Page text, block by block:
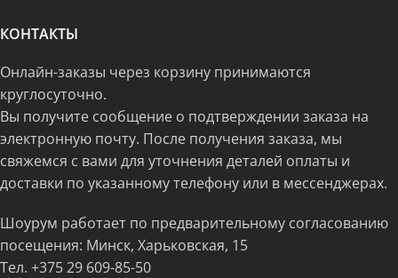
КОНТАКТЫ
Онлайн-заказы через корзину принимаются
круглосуточно.
Вы получите сообщение о подтверждении заказа на
электронную почту. После получения заказа, мы
свяжемся с вами для уточнения деталей оплаты и
доставки по указанному телефону или в мессенджерах.
Шоурум работает по предварительному согласованию
посещения: Минск, Харьковская, 15
Тел. +375 29 609-85-50